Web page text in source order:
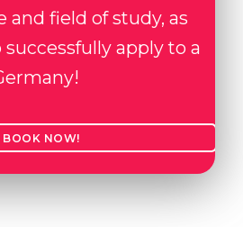
and field of study, as
apply to a
BOOK NOW!